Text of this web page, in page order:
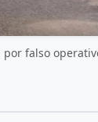
falso